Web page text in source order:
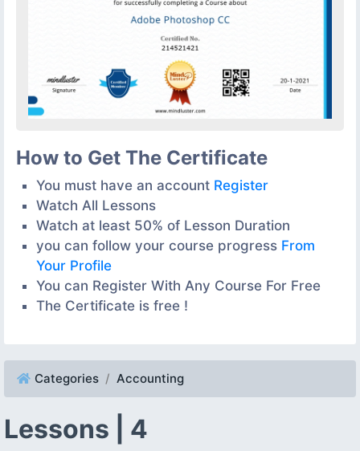
How to Get The Certificate
You must have an account Register
Watch All Lessons
Watch at least 50% of Lesson Duration
you can follow your course progress From
Your Profile
You can Register With Any Course For Free
The Certificate is free !
Categories Accounting
Lessons | 4